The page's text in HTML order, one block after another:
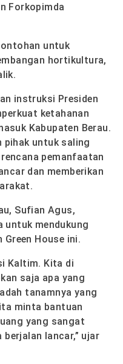
Forkopimda
untuk
hortikultura,
instruksi Presiden
ketahanan
Kabupaten Berau.
pihak untuk saling
pemanfaatan
dan memberikan
Sufian Agus,
untuk mendukung
Green House ini.
Kaltim. Kita di
saja apa yang
tanamnya yang
minta bantuan
yang sangat
lancar,” ujar